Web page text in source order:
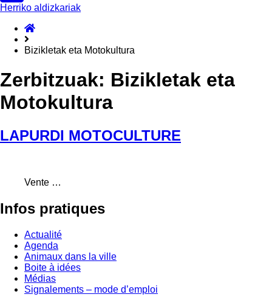
Herriko aldizkariak
ongietorri
Bizikletak eta Motokultura
Zerbitzuak: Bizikletak eta
Motokultura
LAPURDI MOTOCULTURE
Vente …
Infos pratiques
Actualité
Agenda
Animaux dans la ville
Boite à idées
Médias
Signalements – mode d’emploi